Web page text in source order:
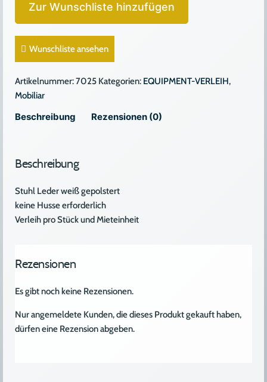
Menge
Zur Wunschliste hinzufügen
Wunschliste ansehen
Artikelnummer:7025 Kategorien: EQUIPMENT-VERLEIH,
Mobiliar
Beschreibung Rezensionen (0)
Beschreibung
Stuhl Leder weiß gepolstert
keine Husse erforderlich
Verleih pro Stück und Mieteinheit
Rezensionen
Es gibt noch keine Rezensionen.
Nur angemeldete Kunden, die dieses Produkt gekauft haben,
dürfen eine Rezension abgeben.